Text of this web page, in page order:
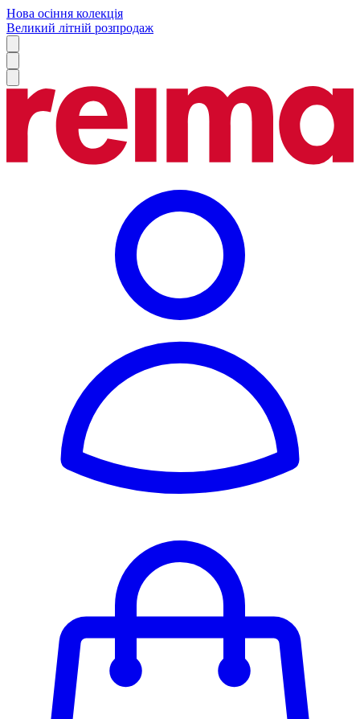
Нова осіння колекція
Великий літній розпродаж